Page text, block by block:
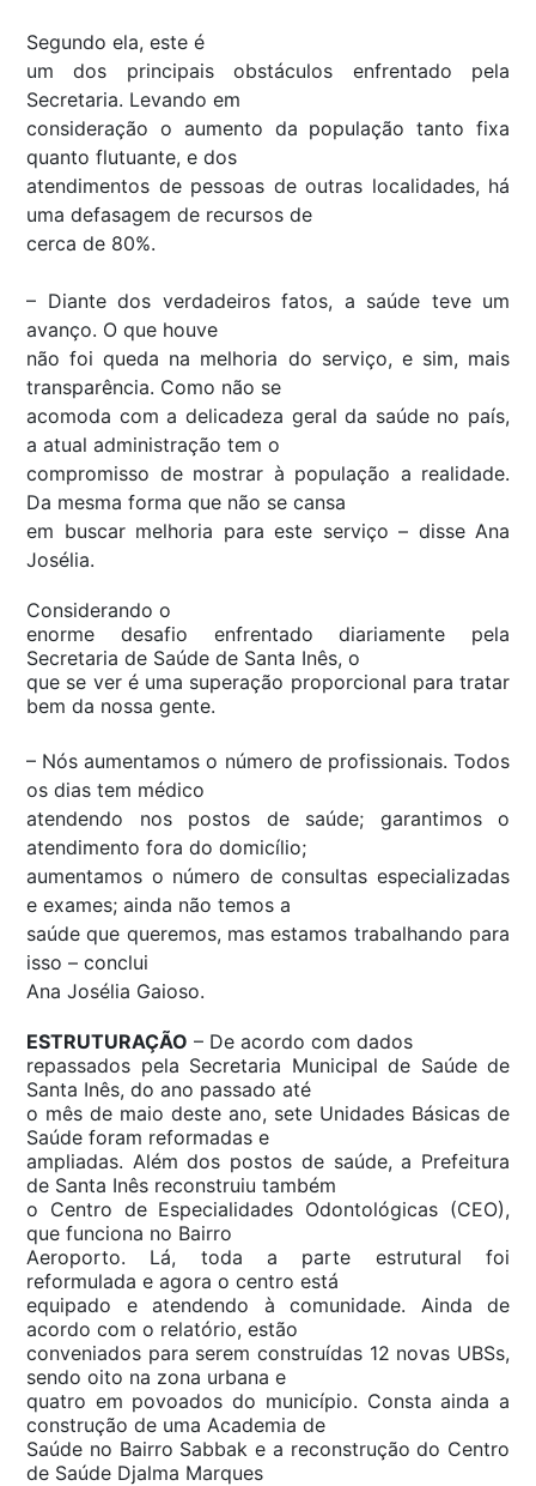
Segundo ela, este é
um dos principais obstáculos enfrentado pela
Secretaria. Levando em
consideração o aumento da população tanto fixa
quanto flutuante, e dos
atendimentos de pessoas de outras localidades, há
uma defasagem de recursos de
cerca de 80%.
– Diante dos verdadeiros fatos, a saúde teve um
avanço. O que houve
não foi queda na melhoria do serviço, e sim, mais
transparência. Como não se
acomoda com a delicadeza geral da saúde no país,
a atual administração tem o
compromisso de mostrar à população a realidade.
Da mesma forma que não se cansa
em buscar melhoria para este serviço – disse Ana
Josélia.
Considerando o
enorme desafio enfrentado diariamente pela
Secretaria de Saúde de Santa Inês, o
que se ver é uma superação proporcional para tratar
bem da nossa gente.
– Nós aumentamos o número de profissionais. Todos
os dias tem médico
atendendo nos postos de saúde; garantimos o
atendimento fora do domicílio;
aumentamos o número de consultas especializadas
e exames; ainda não temos a
saúde que queremos, mas estamos trabalhando para
isso – conclui
Ana Josélia Gaioso.
ESTRUTURAÇÃO – De acordo com dados
repassados pela Secretaria Municipal de Saúde de
Santa Inês, do ano passado até
o mês de maio deste ano, sete Unidades Básicas de
Saúde foram reformadas e
ampliadas. Além dos postos de saúde, a Prefeitura
de Santa Inês reconstruiu também
o Centro de Especialidades Odontológicas (CEO),
que funciona no Bairro
Aeroporto. Lá, toda a parte estrutural foi
reformulada e agora o centro está
equipado e atendendo à comunidade. Ainda de
acordo com o relatório, estão
conveniados para serem construídas 12 novas UBSs,
sendo oito na zona urbana e
quatro em povoados do município. Consta ainda a
construção de uma Academia de
Saúde no Bairro Sabbak e a reconstrução do Centro
de Saúde Djalma Marques